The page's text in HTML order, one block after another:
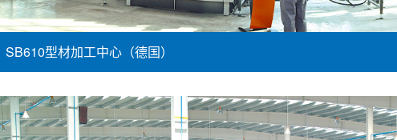
SB610型材加工中心（德国）